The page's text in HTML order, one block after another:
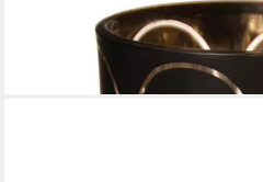
schwarz-Gold, 8cm, Ø7cm
lieferbar in 2 Wochen